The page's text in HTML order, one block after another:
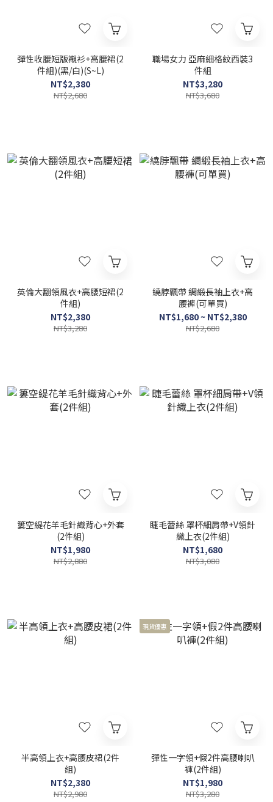
彈性收腰短版襯衫+高腰裙(2
件組)(黑/白)(S~L)
NT$2,380
NT$2,680
職場女力 亞麻細格紋西裝3
件組
NT$3,280
NT$3,680
英倫大翻領風衣+高腰短裙(2
件組)
NT$2,380
NT$3,280
繞脖飄帶 綢緞長袖上衣+高
腰褲(可單買)
NT$1,680 ~ NT$2,380
NT$2,680
簍空緹花羊毛針織背心+外套
(2件組)
NT$1,980
NT$2,880
睫毛蕾絲 罩杯細肩帶+V領針
織上衣(2件組)
NT$1,680
NT$3,080
半高領上衣+高腰皮裙(2件
組)
NT$2,380
NT$2,980
現貨優惠
彈性一字領+假2件高腰喇叭
褲(2件組)
NT$1,980
NT$3,280